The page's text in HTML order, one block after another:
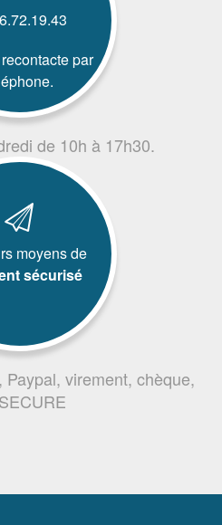
par
de 10h à 17h30.
moyens de
sécurisé
virement, chèque,